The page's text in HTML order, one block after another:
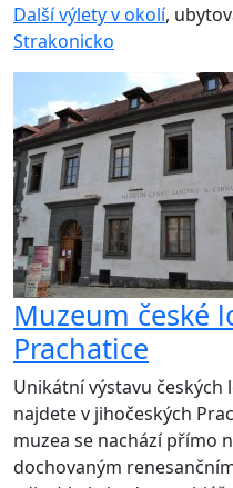
Další výlety v okolí,
Strakonicko
Muzeum české
Prachatice
Unikátní výstavu
najdete v jihočeských
muzea se nachází přímo
dochovaným